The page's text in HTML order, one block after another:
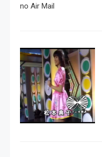
no Air Mail